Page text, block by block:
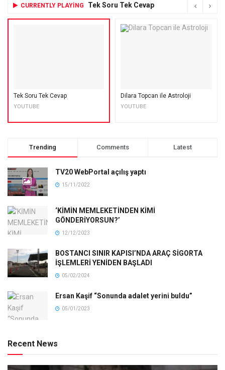
CURRENTLY PLAYING Tek Soru Tek Cevap
Tek Soru Tek Cevap
YOUTUBE
Dilara Topcan ile Astroloji
YOUTUBE
Trending Comments Latest
TV20 WebPortal açılış yaptı
15/11/2022
‘KİMİN MEMLEKETİNDEN KİMİ
GÖNDERİYORSUN?’
12/12/2023
BOSTANCI SINIR KAPISI’NDA ARAÇ SİGORTA
İŞLEMLERİ YENİDEN BAŞLADI
05/02/2024
Ersan Kaşif “Sonunda adalet yerini buldu”
05/01/2023
Recent News